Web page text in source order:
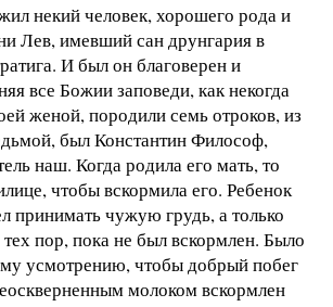
некий человек, хорошего рода и
Лев, имевший сан друнгария в
И был он благоверен и
все Божии заповеди, как некогда
женой, породили семь отроков, из
был Константин Философ,
наш. Когда родила его мать, то
чтобы вскормила его. Ребенок
принимать чужую грудь, а только
пор, пока не был вскормлен. Было
усмотрению, чтобы добрый побег
молоком вскормлен